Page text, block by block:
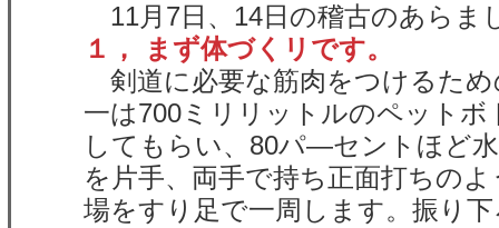
11月7日、14日の稽古のあらま
１， まず体づくリです。
剣道に必要な筋肉をつけるた
一は700ミリリットルのペットボ
してもらい、80パ—セントほど
を片手、両手で持ち正面打ちの
場をすり足で一周します。振り